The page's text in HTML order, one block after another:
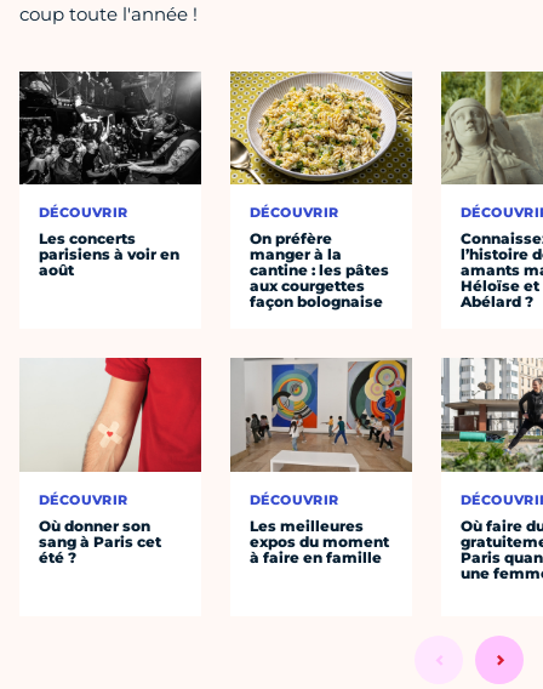
coup toute l'année !
DÉCOUVRIR
Les concerts
parisiens à voir en
août
DÉCOUVRIR
Où donner son
sang à Paris cet
été ?
DÉCOUVRIR
On préfère
manger à la
cantine : les pâtes
aux courgettes
façon bolognaise
DÉCOUVRIR
Les meilleures
expos du moment
à faire en famille
l’histoire
amants
Héloïse et
Abélard ?
Où faire
Paris
une